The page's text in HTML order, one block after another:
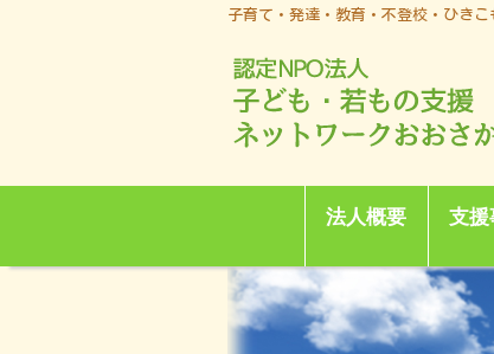
子育て・発達・教育・不登校・ひきこ
法人概要 支援